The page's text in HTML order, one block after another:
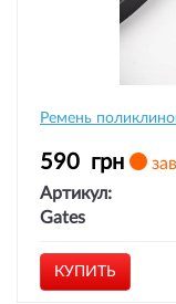
Ремень
590 грн
Артикул:
Gates
КУПИТЬ